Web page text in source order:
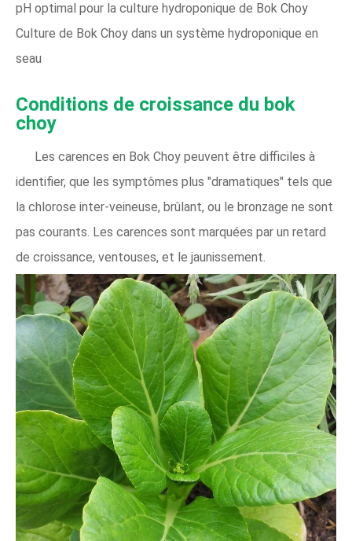
pH optimal pour la culture hydroponique de Bok Choy
Culture de Bok Choy dans un système hydroponique en
seau
Conditions de croissance du bok
choy
Les carences en Bok Choy peuvent être difficiles à
identifier, que les symptômes plus "dramatiques" tels que
la chlorose inter-veineuse, brûlant, ou le bronzage ne sont
pas courants. Les carences sont marquées par un retard
de croissance, ventouses, et le jaunissement.